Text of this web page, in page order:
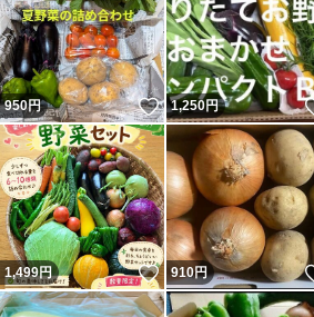
950円 いいね！
1,250円
1,499円 いいね！
910円